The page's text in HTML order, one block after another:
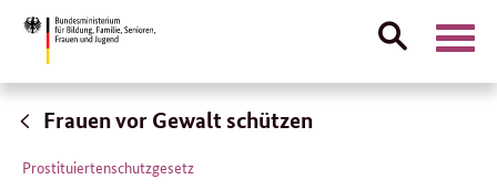
Direktlink:
Suche
Frauen vor Gewalt schützen
Prostituiertenschutzgesetz